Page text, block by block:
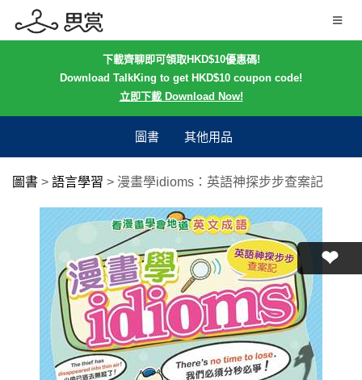
下載齊聊即可領取HKD$10優惠碼!
Download TalkKing to get HKD$10 coupon code!
立即下載 Download Now!
圖書 其他用品
圖書 > 語言學習 > 漫畫學idioms：英語神探步步查案記